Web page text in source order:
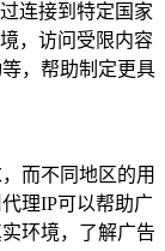
连接到特定国家
，访问受限内容
，帮助制定更具
而不同地区的用
理IP可以帮助广
环境，了解广告